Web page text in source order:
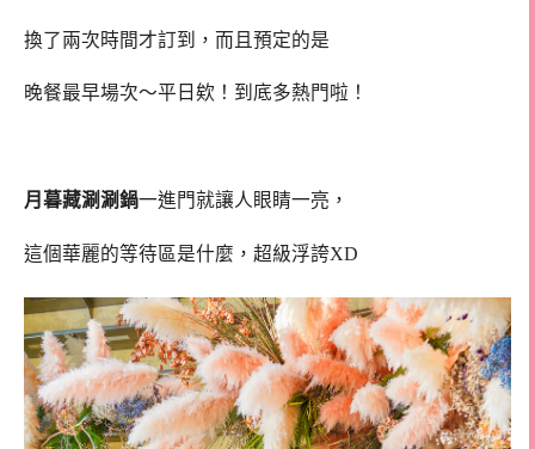
換了兩次時間才訂到，而且預定的是
晚餐最早場次～平日欸！到底多熱門啦！
月暮藏涮涮鍋一進門就讓人眼睛一亮，
這個華麗的等待區是什麼，超級浮誇XD